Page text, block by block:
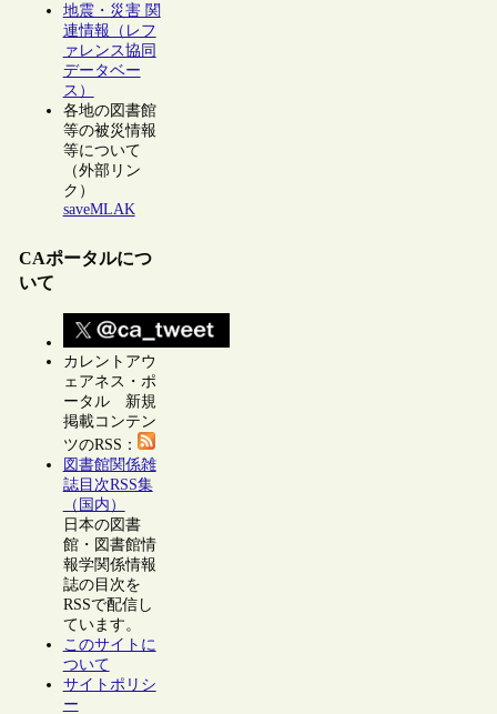
地震・災害 関
連情報（レフ
ァレンス協同
データベー
ス）
各地の図書館
等の被災情報
等について
（外部リン
ク）
saveMLAK
CAポータルにつ
いて
カレントアウ
ェアネス・ポ
ータル 新規
掲載コンテン
ツのRSS：
図書館関係雑
誌目次RSS集
（国内）
日本の図書
館・図書館情
報学関係情報
誌の目次を
RSSで配信し
ています。
このサイトに
ついて
サイトポリシ
ー